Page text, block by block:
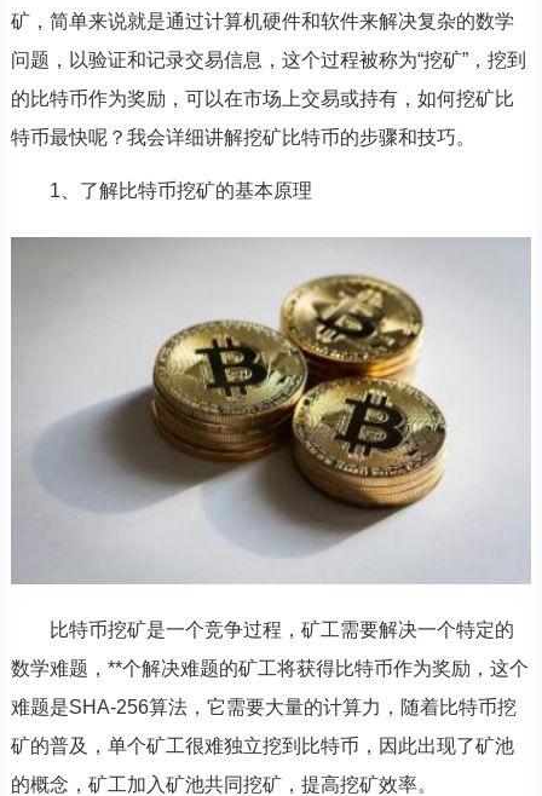
矿，简单来说就是通过计算机硬件和软件来解决复杂的数学
问题，以验证和记录交易信息，这个过程被称为“挖矿”，挖到
的比特币作为奖励，可以在市场上交易或持有，如何挖矿比
特币最快呢？我会详细讲解挖矿比特币的步骤和技巧。
1、了解比特币挖矿的基本原理
比特币挖矿是一个竞争过程，矿工需要解决一个特定的
数学难题，**个解决难题的矿工将获得比特币作为奖励，这个
难题是SHA-256算法，它需要大量的计算力，随着比特币挖
矿的普及，单个矿工很难独立挖到比特币，因此出现了矿池
的概念，矿工加入矿池共同挖矿，提高挖矿效率。